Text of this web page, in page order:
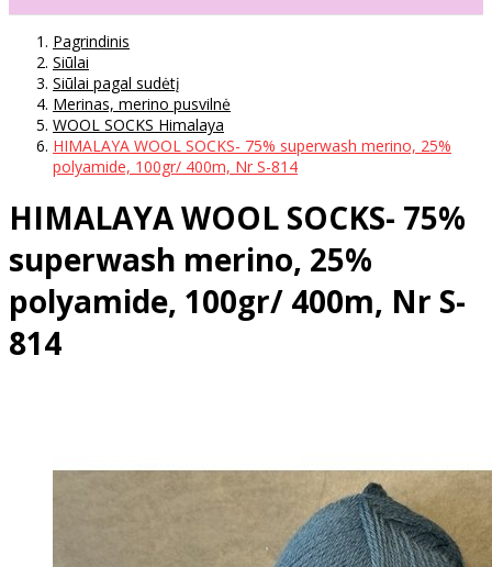
Pagrindinis
Siūlai
Siūlai pagal sudėtį
Merinas, merino pusvilnė
WOOL SOCKS Himalaya
HIMALAYA WOOL SOCKS- 75% superwash merino, 25%
polyamide, 100gr/ 400m, Nr S-814
HIMALAYA WOOL SOCKS- 75%
superwash merino, 25%
polyamide, 100gr/ 400m, Nr S-
814